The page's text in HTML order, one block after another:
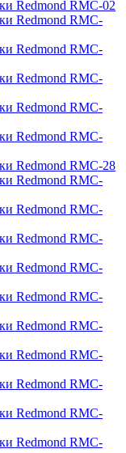
Redmond RMC-02
Redmond RMC-
Redmond RMC-
Redmond RMC-
Redmond RMC-
Redmond RMC-
Redmond RMC-28
Redmond RMC-
Redmond RMC-
Redmond RMC-
Redmond RMC-
Redmond RMC-
Redmond RMC-
Redmond RMC-
Redmond RMC-
Redmond RMC-
Redmond RMC-